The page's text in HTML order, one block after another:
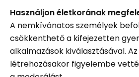
Használjon életkorának
A nemkívánatos személyek
csökkenthető a kifejezetten
alkalmazások kiválasztásával.
létrehozásakor figyelembe